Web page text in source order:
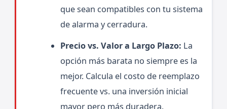
que sean compatibles con tu sistema
de alarma y cerradura.
Precio vs. Valor a Largo Plazo: La
opción más barata no siempre es la
mejor. Calcula el costo de reemplazo
frecuente vs. una inversión inicial
mayor pero más duradera.